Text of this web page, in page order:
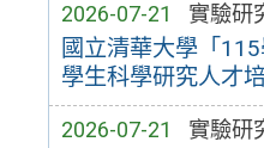
2026-07-21 實驗研
國立清華大學「
學生科學研究人才培
2026-07-21 實驗研